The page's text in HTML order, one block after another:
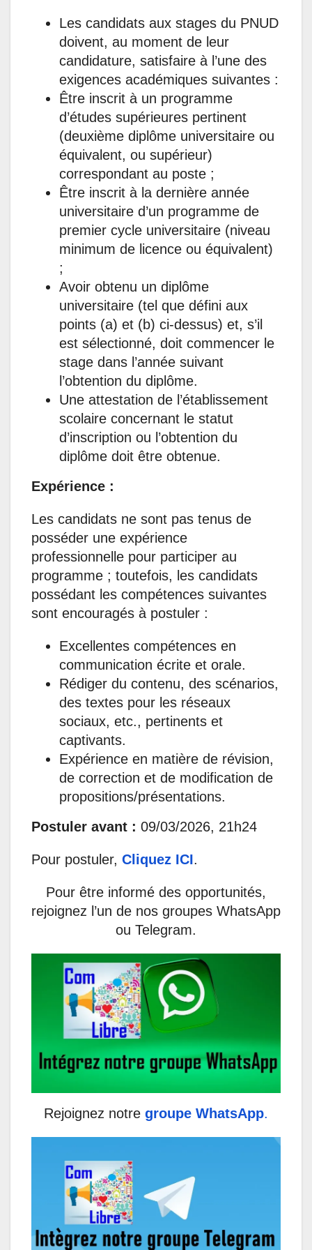
Les candidats aux stages du PNUD
doivent, au moment de leur
candidature, satisfaire à l’une des
exigences académiques suivantes :
Être inscrit à un programme
d’études supérieures pertinent
(deuxième diplôme universitaire ou
équivalent, ou supérieur)
correspondant au poste ;
Être inscrit à la dernière année
universitaire d’un programme de
premier cycle universitaire (niveau
minimum de licence ou équivalent)
;
Avoir obtenu un diplôme
universitaire (tel que défini aux
points (a) et (b) ci-dessus) et, s’il
est sélectionné, doit commencer le
stage dans l’année suivant
l’obtention du diplôme.
Une attestation de l’établissement
scolaire concernant le statut
d’inscription ou l’obtention du
diplôme doit être obtenue.
Expérience :
Les candidats ne sont pas tenus de
posséder une expérience
professionnelle pour participer au
programme ; toutefois, les candidats
possédant les compétences suivantes
sont encouragés à postuler :
Excellentes compétences en
communication écrite et orale.
Rédiger du contenu, des scénarios,
des textes pour les réseaux
sociaux, etc., pertinents et
captivants.
Expérience en matière de révision,
de correction et de modification de
propositions/présentations.
Postuler avant : 09/03/2026, 21h24
Pour postuler, Cliquez ICI.
Pour être informé des opportunités,
rejoignez l’un de nos groupes WhatsApp
ou Telegram.
Rejoignez notre groupe WhatsApp.